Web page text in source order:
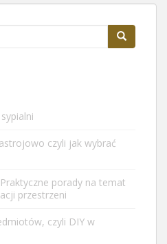
czyli jak wybrać
porady na temat
przestrzeni
czyli DIY w